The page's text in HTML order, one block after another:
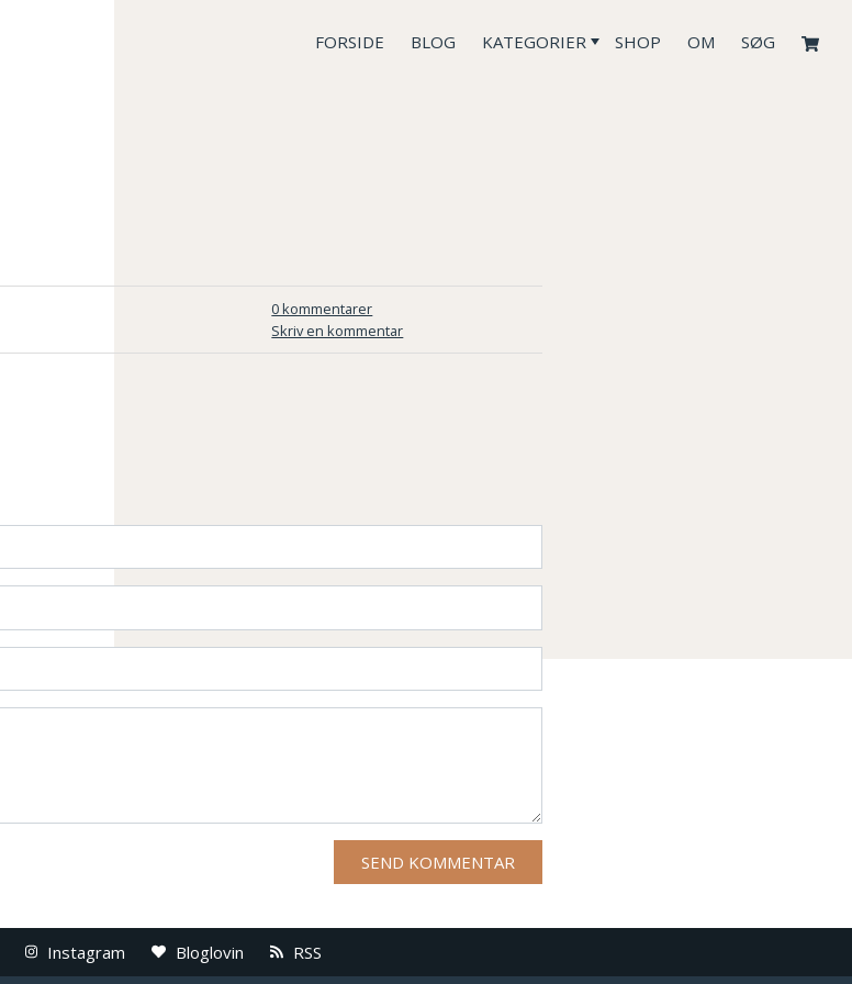
FORSIDE BLOG KATEGORIER SHOP OM SØG
0 kommentarer
Skriv en kommentar
Instagram Bloglovin RSS